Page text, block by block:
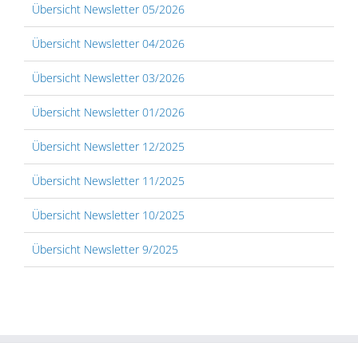
Übersicht Newsletter 05/2026
Übersicht Newsletter 04/2026
Übersicht Newsletter 03/2026
Übersicht Newsletter 01/2026
Übersicht Newsletter 12/2025
Übersicht Newsletter 11/2025
Übersicht Newsletter 10/2025
Übersicht Newsletter 9/2025